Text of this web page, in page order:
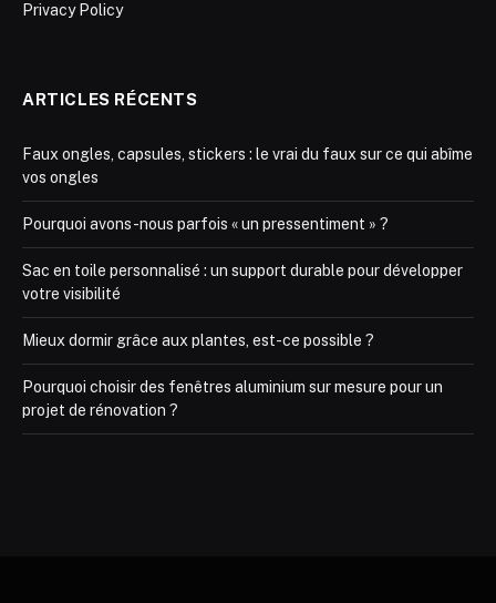
Privacy Policy
ARTICLES RÉCENTS
Faux ongles, capsules, stickers : le vrai du faux sur ce qui abîme
vos ongles
Pourquoi avons-nous parfois « un pressentiment » ?
Sac en toile personnalisé : un support durable pour développer
votre visibilité
Mieux dormir grâce aux plantes, est-ce possible ?
Pourquoi choisir des fenêtres aluminium sur mesure pour un
projet de rénovation ?